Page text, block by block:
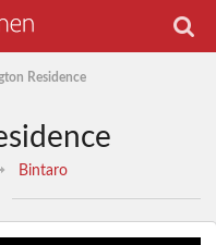
Residence
Bintaro